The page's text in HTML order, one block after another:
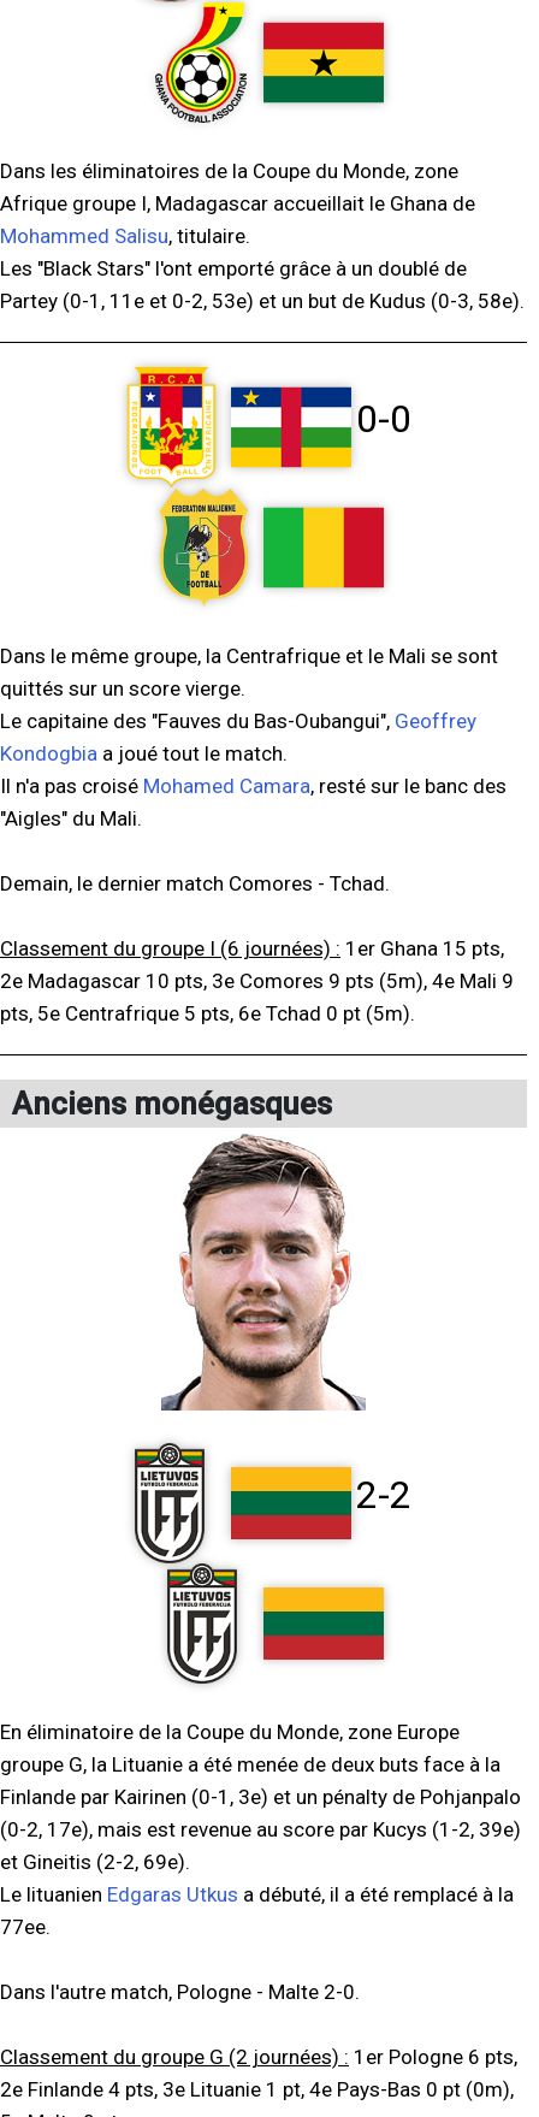
Dans les éliminatoires de la Coupe du Monde, zone
Afrique groupe I, Madagascar accueillait le Ghana de
Mohammed Salisu, titulaire.
Les "Black Stars" l'ont emporté grâce à un doublé de
Partey (0-1, 11e et 0-2, 53e) et un but de Kudus (0-3, 58e).
0-0
Dans le même groupe, la Centrafrique et le Mali se sont
quittés sur un score vierge.
Le capitaine des "Fauves du Bas-Oubangui", Geoffrey
Kondogbia a joué tout le match.
Il n'a pas croisé Mohamed Camara, resté sur le banc des
"Aigles" du Mali.
Demain, le dernier match Comores - Tchad.
Classement du groupe I (6 journées) : 1er Ghana 15 pts,
2e Madagascar 10 pts, 3e Comores 9 pts (5m), 4e Mali 9
pts, 5e Centrafrique 5 pts, 6e Tchad 0 pt (5m).
Anciens monégasques
2-2
En éliminatoire de la Coupe du Monde, zone Europe
groupe G, la Lituanie a été menée de deux buts face à la
Finlande par Kairinen (0-1, 3e) et un pénalty de Pohjanpalo
(0-2, 17e), mais est revenue au score par Kucys (1-2, 39e)
et Gineitis (2-2, 69e).
Le lituanien Edgaras Utkus a débuté, il a été remplacé à la
77ee.
Dans l'autre match, Pologne - Malte 2-0.
Classement du groupe G (2 journées) : 1er Pologne 6 pts,
2e Finlande 4 pts, 3e Lituanie 1 pt, 4e Pays-Bas 0 pt (0m),